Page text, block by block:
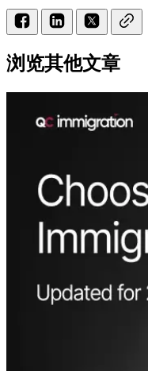
浏览其他文章